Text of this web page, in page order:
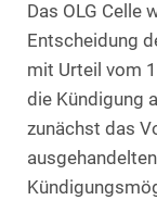
Das OLG Celle
Entscheidung
mit Urteil vom
die Kündigung
zunächst das